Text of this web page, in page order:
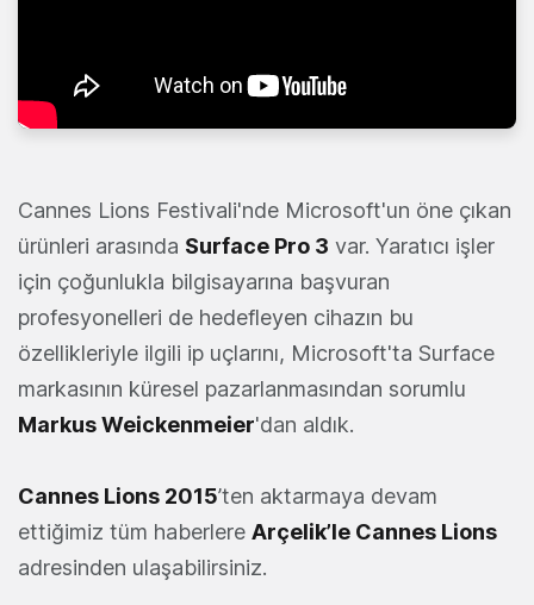
Cannes Lions Festivali'nde Microsoft'un öne çıkan
ürünleri arasında Surface Pro 3 var. Yaratıcı işler
için çoğunlukla bilgisayarına başvuran
profesyonelleri de hedefleyen cihazın bu
özellikleriyle ilgili ip uçlarını, Microsoft'ta Surface
markasının küresel pazarlanmasından sorumlu
Markus Weickenmeier'dan aldık.
Cannes Lions 2015’ten aktarmaya devam
ettiğimiz tüm haberlere Arçelik’le Cannes Lions
adresinden ulaşabilirsiniz.